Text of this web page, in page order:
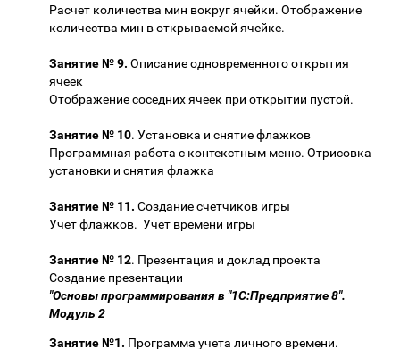
Расчет количества мин вокруг ячейки. Отображение
количества мин в открываемой ячейке.
Занятие № 9. Описание одновременного открытия
ячеек
Отображение соседних ячеек при открытии пустой.
Занятие № 10. Установка и снятие флажков
Программная работа с контекстным меню. Отрисовка
установки и снятия флажка
Занятие № 11. Создание счетчиков игры
Учет флажков. Учет времени игры
Занятие № 12. Презентация и доклад проекта
Создание презентации
"Основы программирования в "1С:Предприятие 8".
Модуль 2
Занятие №1. Программа учета личного времени.